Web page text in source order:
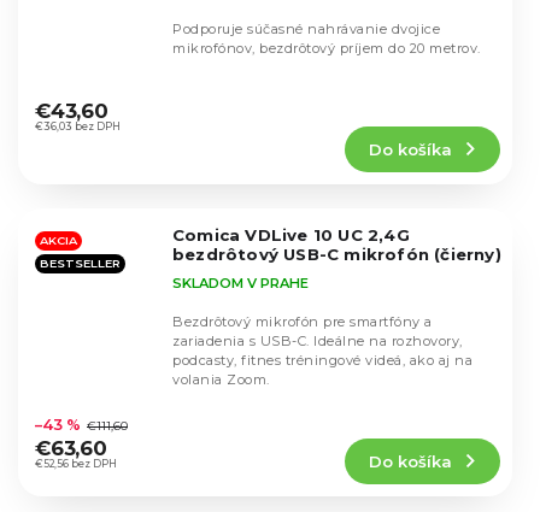
hodnotenie
produktu
hviezdičiek.
€36,03 bez DPH
€43,60
Do košíka
Podporuje súčasné nahrávanie dvojice
mikrofónov, bezdrôtový príjem do 20 metrov.
AKCIA
BESTSELLER
Comica VDLive 10 UC 2,4G
bezdrôtový USB-C mikrofón (čierny)
hodnotenie
produktu
je
SKLADOM V PRAHE
€52,56 bez DPH
–43 % €111,60
€63,60
Do košíka
Bezdrôtový mikrofón pre smartfóny a
zariadenia s USB-C. Ideálne na rozhovory,
podcasty, fitnes tréningové videá, ako aj na
volania Zoom.